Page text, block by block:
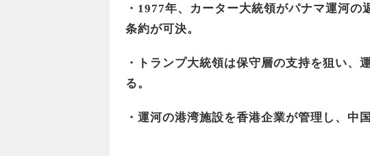
・1977年、カーター大統領がパナマ運河
条約が可決。
・トランプ大統領は保守層の支持を狙い、
る。
・運河の港湾施設を香港企業が管理し、中